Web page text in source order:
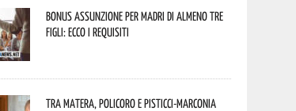
Bonus assunzione per madri di almeno tre
figli: ecco i requisiti
Tra Matera, Policoro e Pisticci-Marconia